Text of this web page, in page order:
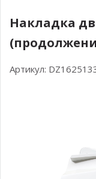
Накладка
Артикул: